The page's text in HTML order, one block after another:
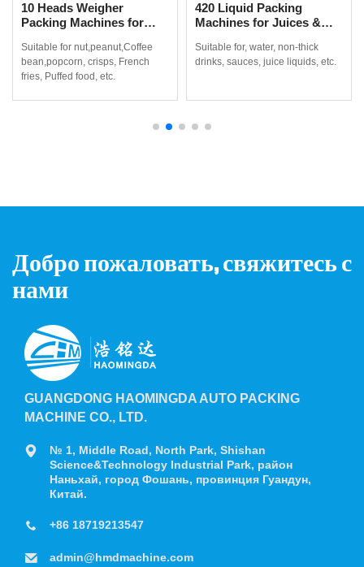
10 Heads Weigher
Packing Machines for
More
Suitable for nut,peanut,Coffee
bean,popcorn, crisps, French
fries, Puffed food, etc.
420 Liquid Packing
Machines for Juices &
Suitable for, water, non-thick
drinks, sauces, juice liquids, etc.
Добро пожаловать, свяжитесь с
нами
GUANGDONG HAOMINGDA AUTO PACKING
MACHINE CO., LTD.
№ 1, Middle Road, North Park, Shishan
Science&Technology Industrial Park, район
Наньхай, город Фошань, провинция Гуандун,
Китай.
+86 18719213547
admin@hmdmachine.com